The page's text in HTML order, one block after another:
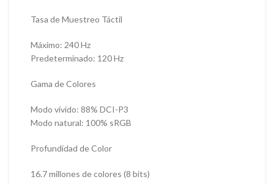
Tasa de Muestreo Táctil
Máximo: 240 Hz
Predeterminado: 120 Hz
Gama de Colores
Modo vívido: 88% DCI-P3
Modo natural: 100% sRGB
Profundidad de Color
16.7 millones de colores (8 bits)